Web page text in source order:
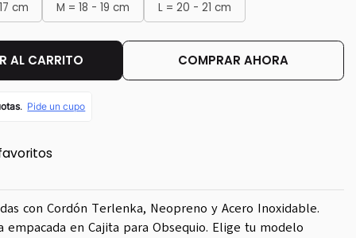
cm M = 18 - 19 cm L = 20 - 21 cm
AL CARRITO COMPRAR AHORA
con Cordón Terlenka, Neopreno y Acero Inoxidable.
empacada en Cajita para Obsequio. Elige tu modelo